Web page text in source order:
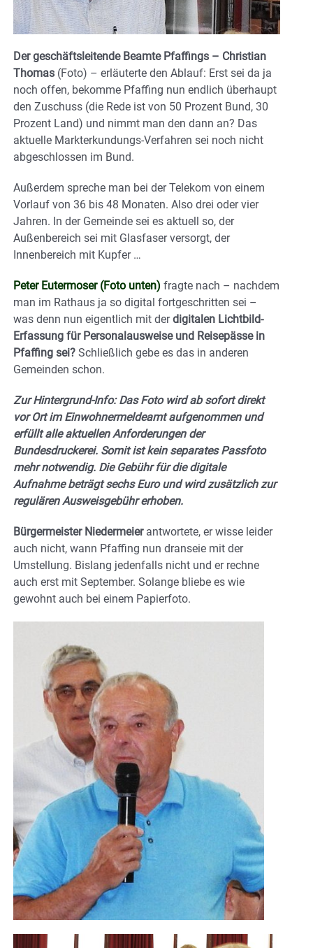
Der geschäftsleitende Beamte Pfaffings – Christian
Thomas (Foto) – erläuterte den Ablauf: Erst sei da ja
noch offen, bekomme Pfaffing nun endlich überhaupt
den Zuschuss (die Rede ist von 50 Prozent Bund, 30
Prozent Land) und nimmt man den dann an? Das
aktuelle Markterkundungs-Verfahren sei noch nicht
abgeschlossen im Bund.
Außerdem spreche man bei der Telekom von einem
Vorlauf von 36 bis 48 Monaten. Also drei oder vier
Jahren. In der Gemeinde sei es aktuell so, der
Außenbereich sei mit Glasfaser versorgt, der
Innenbereich mit Kupfer …
Peter Eutermoser (Foto unten) fragte nach – nachdem
man im Rathaus ja so digital fortgeschritten sei –
was denn nun eigentlich mit derdigitalen Lichtbild-
Erfassung für Personalausweise und Reisepässe in
Pfaffing sei? Schließlich gebe es das in anderen
Gemeinden schon.
Zur Hintergrund-Info: Das Foto wird ab sofort direkt
vor Ort im Einwohnermeldeamt aufgenommen und
erfüllt alle aktuellen Anforderungen der
Bundesdruckerei. Somit ist kein separates Passfoto
mehr notwendig. Die Gebühr für die digitale
Aufnahme beträgt sechs Euro und wird zusätzlich zur
regulären Ausweisgebühr erhoben.
Bürgermeister Niedermeierantwortete, er wisse leider
auch nicht, wann Pfaffing nun dranseie mit der
Umstellung. Bislang jedenfalls nicht und er rechne
auch erst mit September. Solange bliebe es wie
gewohnt auch bei einem Papierfoto.